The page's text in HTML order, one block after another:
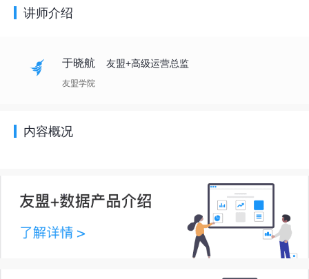
讲师介绍
于晓航 友盟+高级运营总监
友盟学院
内容概况